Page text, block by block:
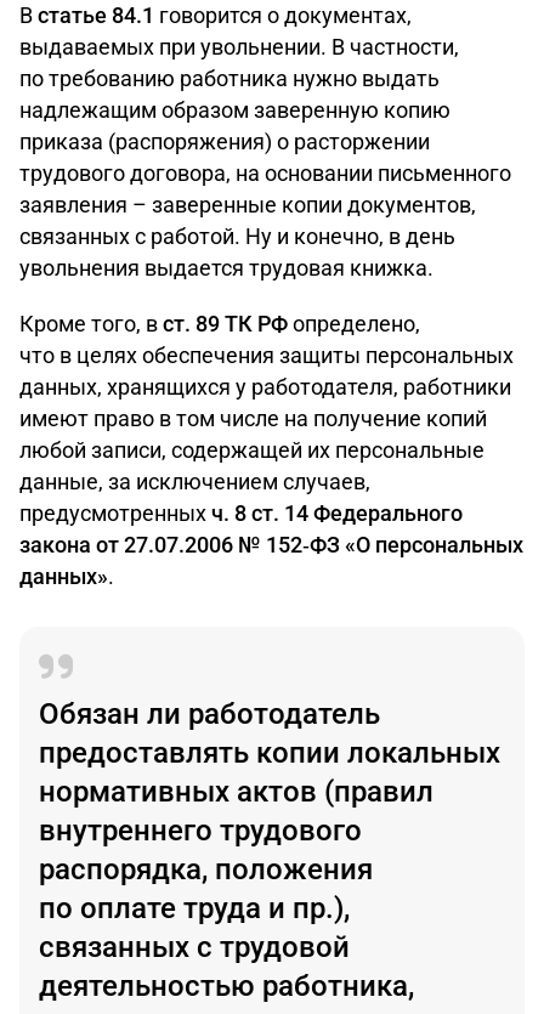
Встатье 84.1 говорится о документах,
выдаваемых при увольнении. В частности,
по требованию работника нужно выдать
надлежащим образом заверенную копию
приказа (распоряжения) о расторжении
трудового договора, на основании письменного
заявления – заверенные копии документов,
связанных с работой. Ну и конечно, в день
увольнения выдается трудовая книжка.
Кроме того, вст. 89 ТК РФопределено,
что в целях обеспечения защиты персональных
данных, хранящихся у работодателя, работники
имеют право в том числе на получение копий
любой записи, содержащей их персональные
данные, за исключением случаев,
предусмотренныхч. 8 ст. 14 Федерального
закона от 27.07.2006 № 152‑ФЗ «О персональных
данных».
Обязан ли работодатель
предоставлять копии локальных
нормативных актов (правил
внутреннего трудового
распорядка, положения
по оплате труда и пр.),
связанных с трудовой
деятельностью работника,